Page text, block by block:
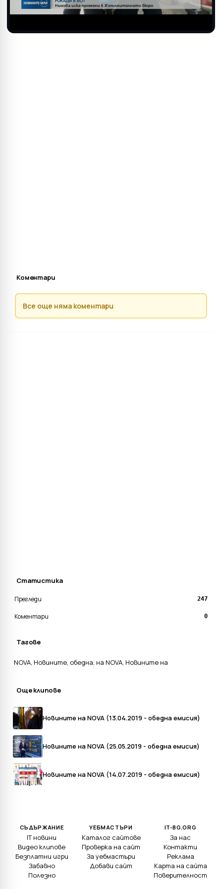
Video
Коментари
Все още няма коментари
Статистика
Прегледи 247
Коментари 0
Тагове
NOVA, Новините, обедна, на NOVA, Новините на
Още клипове
Новините на NOVA (13.04.2019 - обедна емисия)
Новините на NOVA (25.05.2019 - обедна емисия)
Новините на NOVA (14.07.2019 - обедна емисия)
СЪДЪРЖАНИЕ
IT новини
Видео клипове
Безплатни игри
Забавно
Полезно
УЕБМАСТЪРИ
Каталог сайтове
Проверка на сайт
За уебмастъри
Добави сайт
IT-BG.ORG
За нас
Контакти
Реклама
Карта на сайта
Поверителност